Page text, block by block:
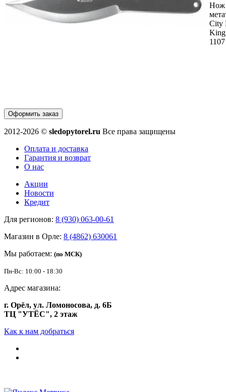
Нож
City
1107
Оформить заказ
2012-2026 © sledopytorel.ru Все права защищены
Оплата и доставка
Гарантия и возврат
О нас
Акции
Новости
Кредит
Для регионов: 8 (930) 063-00-61
Магазин в Орле: 8 (4862) 630061
Мы работаем: (по МСК)
Пн-Вс: 10:00 - 18:30
Адрес магазина:
г. Орёл, ул. Ломоносова, д. 6Б
ТЦ "УТЁС", 2 этаж
Как к нам добраться